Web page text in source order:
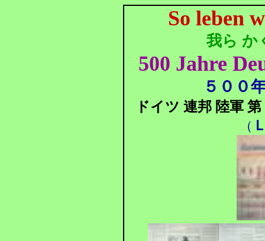
So leben
我ら か
500 Jahre
５００
ドイツ 連邦 陸軍
（